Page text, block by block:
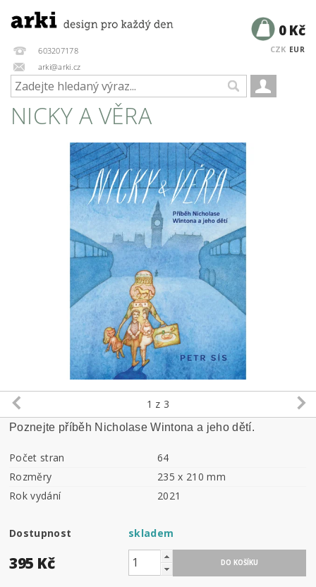
603207178
arki@arki.cz
CZK EUR
0 Kč
NICKY A VĚRA
1 z 3
Poznejte příběh Nicholase Wintona a jeho dětí.
Počet stran
64
Rozměry
235 x 210 mm
Rok vydání
2021
Dostupnost skladem
395 Kč